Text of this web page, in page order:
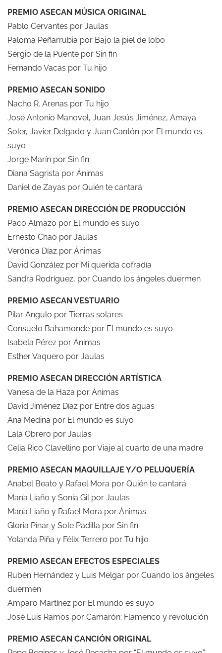
PREMIO ASECAN MÚSICA ORIGINAL
Pablo Cervantes por Jaulas
Paloma Peñarrubia por Bajo la piel de lobo
Sergio de la Puente por Sin fin
Fernando Vacas por Tu hijo
PREMIO ASECAN SONIDO
Nacho R. Arenas por Tu hijo
José Antonio Manovel, Juan Jesús Jiménez, Amaya
Soler, Javier Delgado y Juan Cantón por El mundo es
suyo
Jorge Marín por Sin fin
Diana Sagrista por Ánimas
Daniel de Zayas por Quién te cantará
PREMIO ASECAN DIRECCIÓN DE PRODUCCIÓN
Paco Almazo por El mundo es suyo
Ernesto Chao por Jaulas
Verónica Díaz por Ánimas
David González por Mi querida cofradía
Sandra Rodríguez, por Cuando los ángeles duermen
PREMIO ASECAN VESTUARIO
Pilar Angulo por Tierras solares
Consuelo Bahamonde por El mundo es suyo
Isabela Pérez por Ánimas
Esther Vaquero por Jaulas
PREMIO ASECAN DIRECCIÓN ARTÍSTICA
Vanesa de la Haza por Ánimas
David Jiménez Díaz por Entre dos aguas
Ana Medina por El mundo es suyo
Lala Obrero por Jaulas
Celia Rico Clavellino por Viaje al cuarto de una madre
PREMIO ASECAN MAQUILLAJE Y/O PELUQUERÍA
Anabel Beato y Rafael Mora por Quién te cantará
María Liaño y Sonia Gil por Jaulas
María Liaño y Rafael Mora por Ánimas
Gloria Pinar y Sole Padilla por Sin fin
Yolanda Piña y Félix Terrero por Tu hijo
PREMIO ASECAN EFECTOS ESPECIALES
Rubén Hernández y Luis Melgar por Cuando los ángeles
duermen
Amparo Martínez por El mundo es suyo
José Luis Ramos por Camarón: Flamenco y revolución
PREMIO ASECAN CANCIÓN ORIGINAL